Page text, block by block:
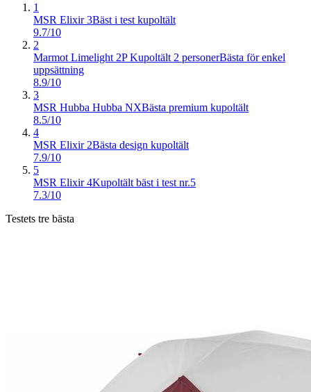
1
MSR Elixir 3Bäst i test kupoltält
9.7/10
2
Marmot Limelight 2P Kupoltält 2 personerBästa för enkel
uppsättning
8.9/10
3
MSR Hubba Hubba NXBästa premium kupoltält
8.5/10
4
MSR Elixir 2Bästa design kupoltält
7.9/10
5
MSR Elixir 4Kupoltält bäst i test nr.5
7.3/10
Testets tre bästa